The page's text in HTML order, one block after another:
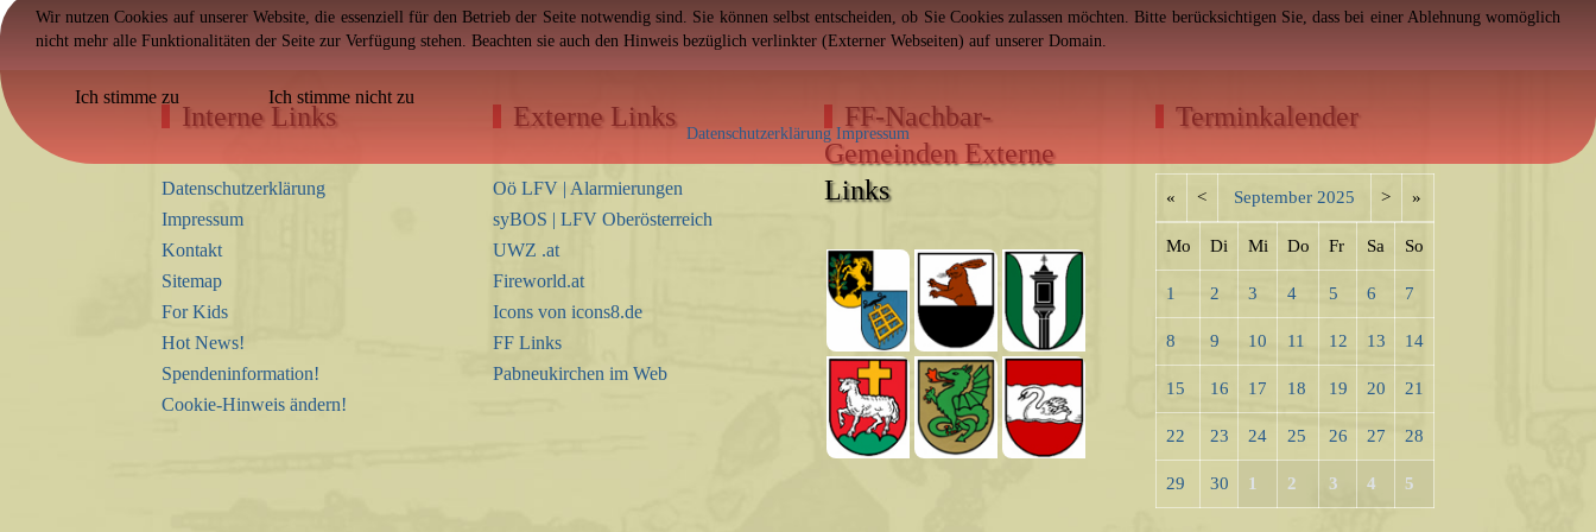
Interne Links
Datenschutzerklärung
Impressum
Kontakt
Sitemap
For Kids
Hot News!
Spendeninformation!
Cookie-Hinweis ändern!
Externe Links
Oö LFV | Alarmierungen
syBOS | LFV Oberösterreich
UWZ .at
Fireworld.at
Icons von icons8.de
FF Links
Pabneukirchen im Web
FF-Nachbar-
Gemeinden Externe
Links
Terminkalender
« < September 2025 > »
Mo Di Mi Do Fr Sa So
1 2 3 4 5 6 7
8 9 10 11 12 13 14
15 16 17 18 19 20 21
22 23 24 25 26 27 28
29 30 1 2 3 4 5
Wir nutzen Cookies auf unserer Website, die essenziell für den Betrieb der Seite notwendig sind. Sie können selbst entscheiden, ob Sie Cookies zulassen möchten. Bitte berücksichtigen Sie, dass bei einer Ablehnung womöglich
nicht mehr alle Funktionalitäten der Seite zur Verfügung stehen. Beachten sie auch den Hinweis bezüglich verlinkter (Externer Webseiten) auf unserer Domain.
Ich stimme zu Ich stimme nicht zu
Datenschutzerklärung Impressum